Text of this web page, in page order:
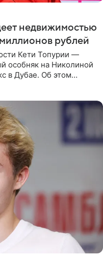
недвижимостью
рублей
Кети Топурии —
особняк на Николиной
в Дубае. Об этом